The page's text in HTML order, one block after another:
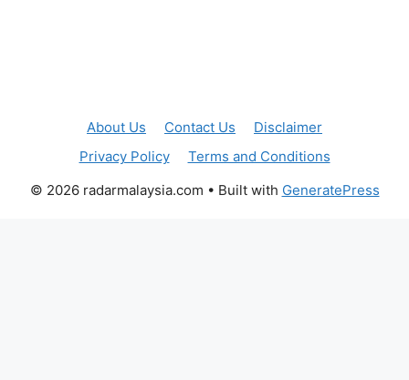
About Us Contact Us
Disclaimer
Privacy Policy
Terms and Conditions
© 2026 radarmalaysia.com • Built with GeneratePress